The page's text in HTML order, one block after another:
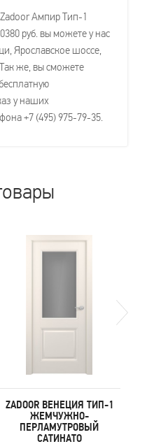
Ампир Тип-1
руб. вы можете у нас
Ярославское шоссе,
же, вы сможете
у наших
+7 (495) 975-79-35.
ZADOOR ВЕНЕЦИЯ ТИП-1
ЖЕМЧУЖНО-
ПЕРЛАМУТРОВЫЙ
САТИНАТО